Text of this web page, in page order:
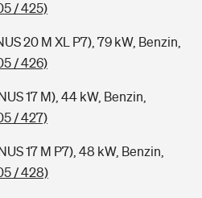
/ 425)
20 M XL P7), 79 kW, Benzin,
/ 426)
17 M), 44 kW, Benzin,
/ 427)
17 M P7), 48 kW, Benzin,
/ 428)